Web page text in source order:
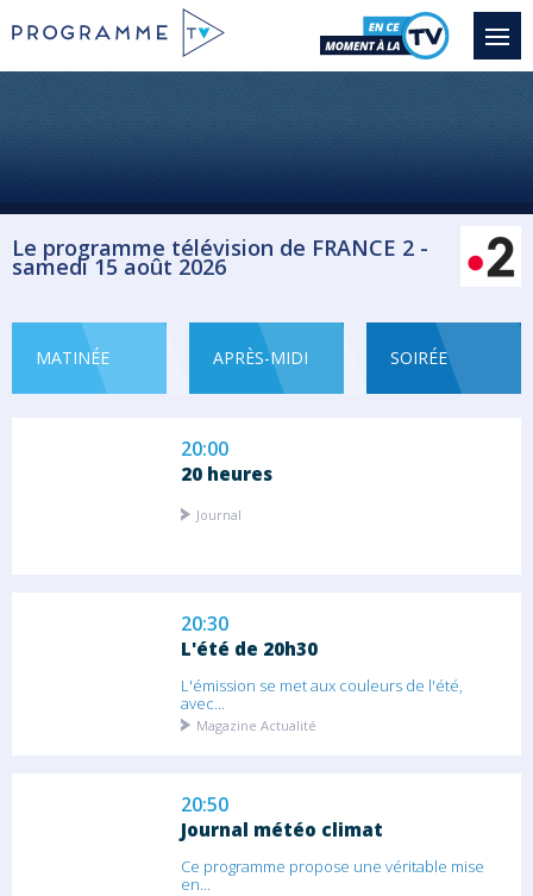
Le programme télévision de FRANCE 2 -
samedi 15 août 2026
MATINÉE APRÈS-MIDI SOIRÉE
Sport Athlétisme
14:40
Championnats d'Europe
18:15
La Ville Lumière est l'hôte des
Championnats...
Sport Natation
20:00
20 heures
Journal
20:30
L'été de 20h30
L'émission se met aux couleurs de l'été,
avec...
Magazine Actualité
20:50
Journal météo climat
Ce programme propose une véritable mise
en...